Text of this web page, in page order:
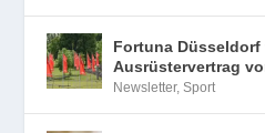
Fortuna Düsseldorf
Ausrüstervertrag
Newsletter,Sport